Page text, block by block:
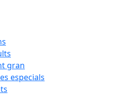
gran
especials